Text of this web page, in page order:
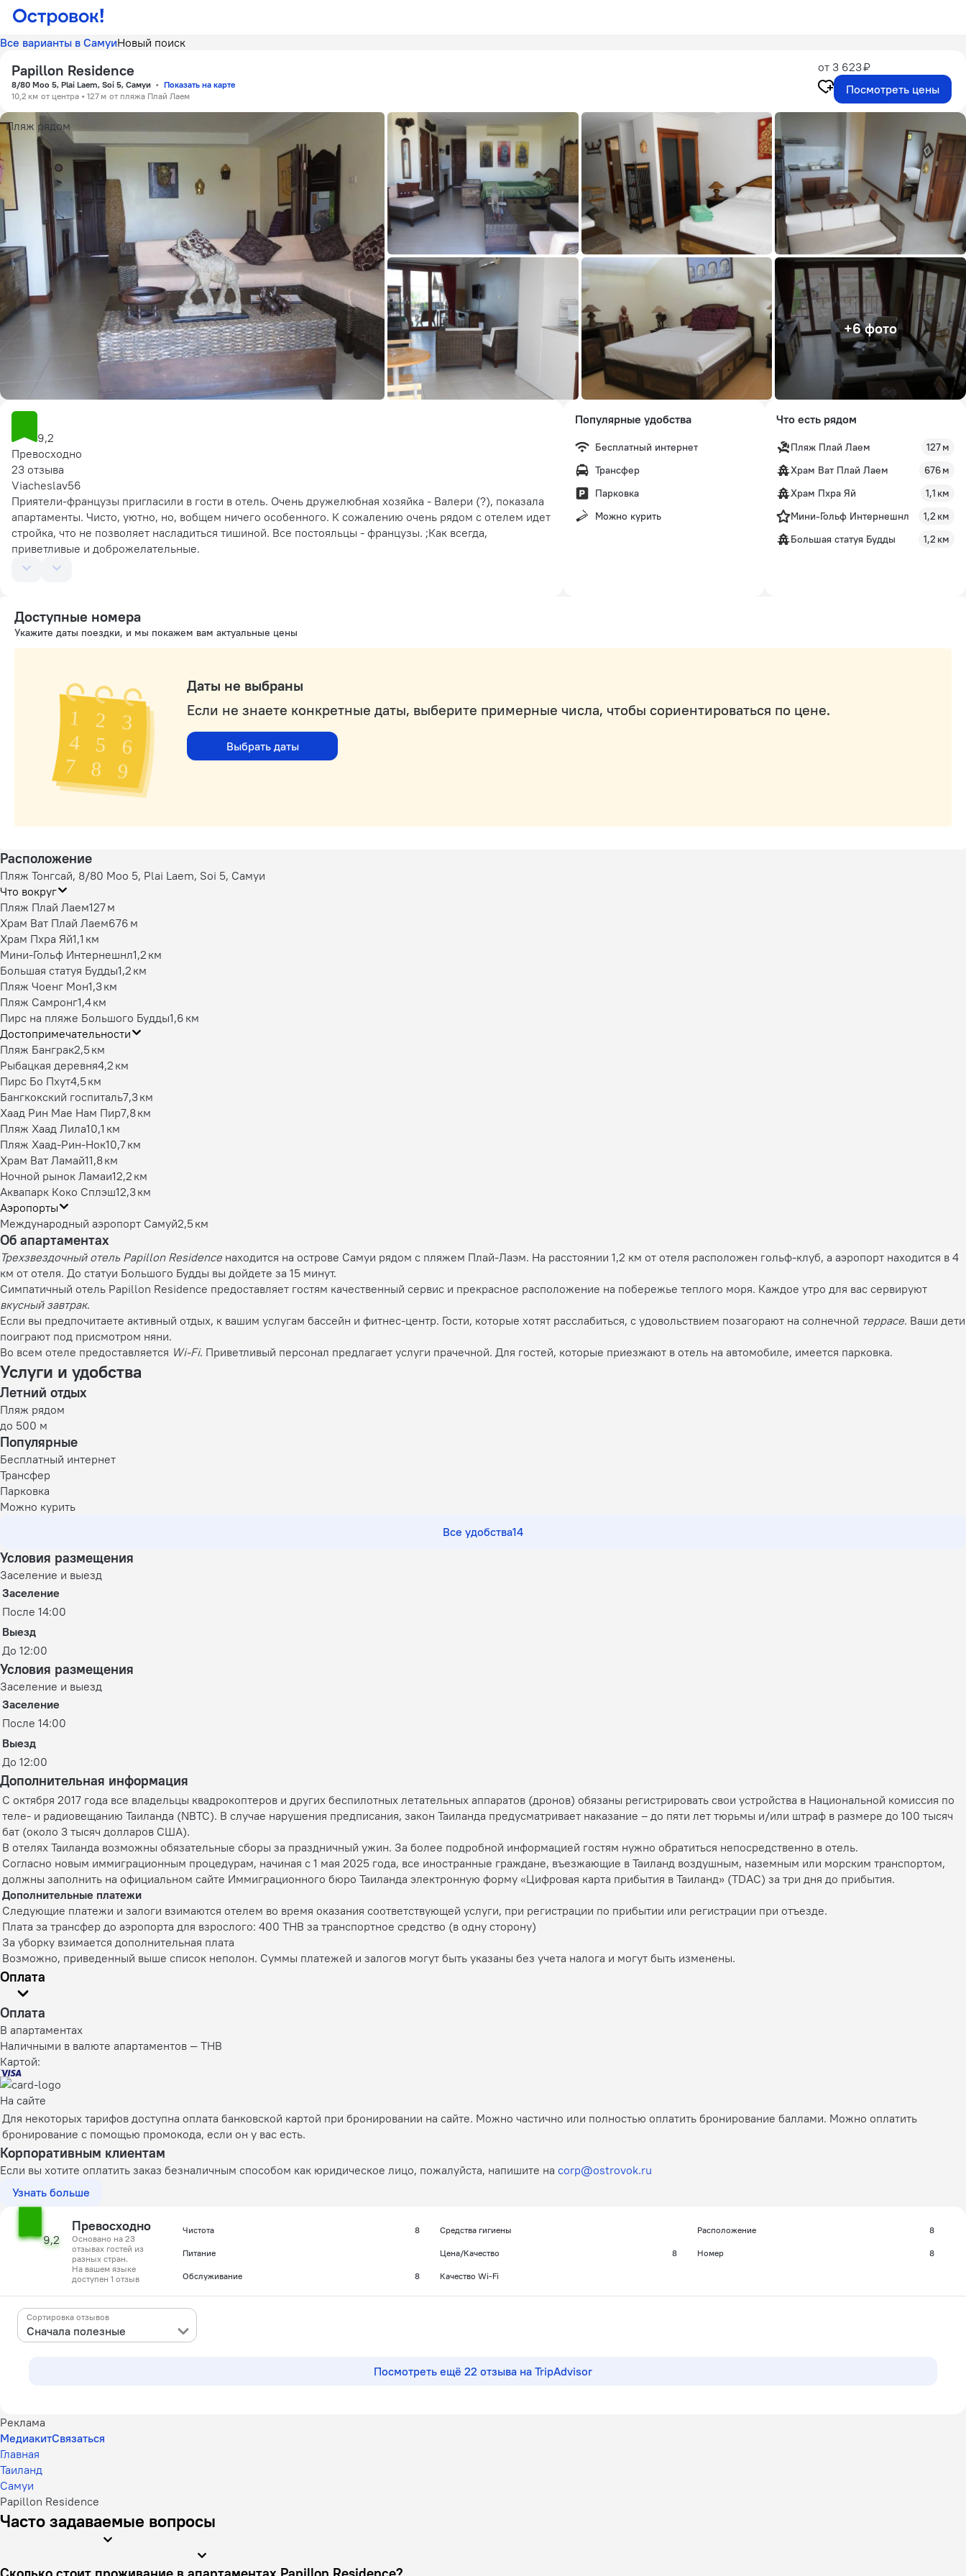
Все варианты в СамуиНовый поиск
Papillon Residence
8/80 Moo 5, Plai Laem, Soi 5, Самуи
Показать на карте
10,2 км от центра 127 м от пляжа Плай Лаем
от 3 623 ₽
Посмотреть цены
Пляж рядом
+6 фото
9,2
Превосходно
23 отзыва
Viacheslav56
Приятели-французы пригласили в гости в отель. Очень дружелюбная хозяйка - Валери (?), показала
апартаменты. Чисто, уютно, но, вобщем ничего особенного. К сожалению очень рядом с отелем идет
стройка, что не позволяет насладиться тишиной. Все постояльцы - французы. ;Как всегда,
приветливые и доброжелательные.
Популярные удобства
Бесплатный интернет
Трансфер
Парковка
Можно курить
Что есть рядом
Пляж Плай Лаем
127 м
Храм Ват Плай Лаем
676 м
Храм Пхра Яй
1,1 км
Мини-Гольф Интернешнл
1,2 км
Большая статуя Будды
1,2 км
Доступные номера
Укажите даты поездки, и мы покажем вам актуальные цены
Даты не выбраны
Если не знаете конкретные даты, выберите примерные числа, чтобы сориентироваться по цене.
Выбрать даты
Расположение
Пляж Тонгсай, 8/80 Moo 5, Plai Laem, Soi 5, Самуи
Что вокруг
Пляж Плай Лаем127 м
Храм Ват Плай Лаем676 м
Храм Пхра Яй1,1 км
Мини-Гольф Интернешнл1,2 км
Большая статуя Будды1,2 км
Пляж Чоенг Мон1,3 км
Пляж Самронг1,4 км
Пирс на пляже Большого Будды1,6 км
Достопримечательности
Пляж Банграк2,5 км
Рыбацкая деревня4,2 км
Пирс Бо Пхут4,5 км
Бангкокский госпиталь7,3 км
Хаад Рин Мае Нам Пир7,8 км
Пляж Хаад Лила10,1 км
Пляж Хаад-Рин-Нок10,7 км
Храм Ват Ламай11,8 км
Ночной рынок Ламаи12,2 км
Аквапарк Коко Сплэш12,3 км
Аэропорты
Международный аэропорт Самуй2,5 км
Об апартаментах
Трехзвездочный отель Papillon Residence находится на острове Самуи рядом с пляжем Плай-Лаэм. На расстоянии 1,2 км от отеля расположен гольф-клуб, а аэропорт находится в 4
км от отеля. До статуи Большого Будды вы дойдете за 15 минут.
Симпатичный отель Papillon Residence предоставляет гостям качественный сервис и прекрасное расположение на побережье теплого моря. Каждое утро для вас сервируют
вкусный завтрак.
Если вы предпочитаете активный отдых, к вашим услугам бассейн и фитнес-центр. Гости, которые хотят расслабиться, с удовольствием позагорают на солнечной террасе. Ваши дети
поиграют под присмотром няни.
Во всем отеле предоставляется Wi-Fi. Приветливый персонал предлагает услуги прачечной. Для гостей, которые приезжают в отель на автомобиле, имеется парковка.
Услуги и удобства
Летний отдых
Пляж рядом
до 500 м
Популярные
Бесплатный интернет
Трансфер
Парковка
Можно курить
Все удобства14
Условия размещения
Заселение и выезд
Заселение
После 14:00
Выезд
До 12:00
Условия размещения
Заселение и выезд
Заселение
После 14:00
Выезд
До 12:00
Дополнительная информация
С октября 2017 года все владельцы квадрокоптеров и других беспилотных летательных аппаратов (дронов) обязаны регистрировать свои устройства в Национальной комиссия по
теле- и радиовещанию Таиланда (NBTC). В случае нарушения предписания, закон Таиланда предусматривает наказание – до пяти лет тюрьмы и/или штраф в размере до 100 тысяч
бат (около 3 тысяч долларов США).
В отелях Таиланда возможны обязательные сборы за праздничный ужин. За более подробной информацией гостям нужно обратиться непосредственно в отель.
Согласно новым иммиграционным процедурам, начиная с 1 мая 2025 года, все иностранные граждане, въезжающие в Таиланд воздушным, наземным или морским транспортом,
должны заполнить на официальном сайте Иммиграционного бюро Таиланда электронную форму «Цифровая карта прибытия в Таиланд» (TDAC) за три дня до прибытия.
Дополнительные платежи
Следующие платежи и залоги взимаются отелем во время оказания соответствующей услуги, при регистрации по прибытии или регистрации при отъезде.
Плата за трансфер до аэропорта для взрослого: 400 THB за транспортное средство (в одну сторону)
За уборку взимается дополнительная плата
Возможно, приведенный выше список неполон. Суммы платежей и залогов могут быть указаны без учета налога и могут быть изменены.
Оплата
Оплата
В апартаментах
Наличными в валюте апартаментов — THB
Картой:
На сайте
Для некоторых тарифов доступна оплата банковской картой при бронировании на сайте. Можно частично или полностью оплатить бронирование баллами. Можно оплатить
бронирование с помощью промокода, если он у вас есть.
Корпоративным клиентам
Если вы хотите оплатить заказ безналичным способом как юридическое лицо, пожалуйста, напишите на corp@ostrovok.ru
Узнать больше
9,2
Превосходно
Основано на 23
отзывах гостей из
разных стран.
На вашем языке
доступен 1 отзыв
Чистота 8 Средства гигиены Расположение 8
Питание Цена/Качество 8 Номер 8
Обслуживание 8 Качество Wi-Fi
Сортировка отзывов
Сначала полезные
Посмотреть ещё 22 отзыва на TripAdvisor
Реклама
МедиакитСвязаться
Главная
Таиланд
Самуи
Papillon Residence
Часто задаваемые вопросы